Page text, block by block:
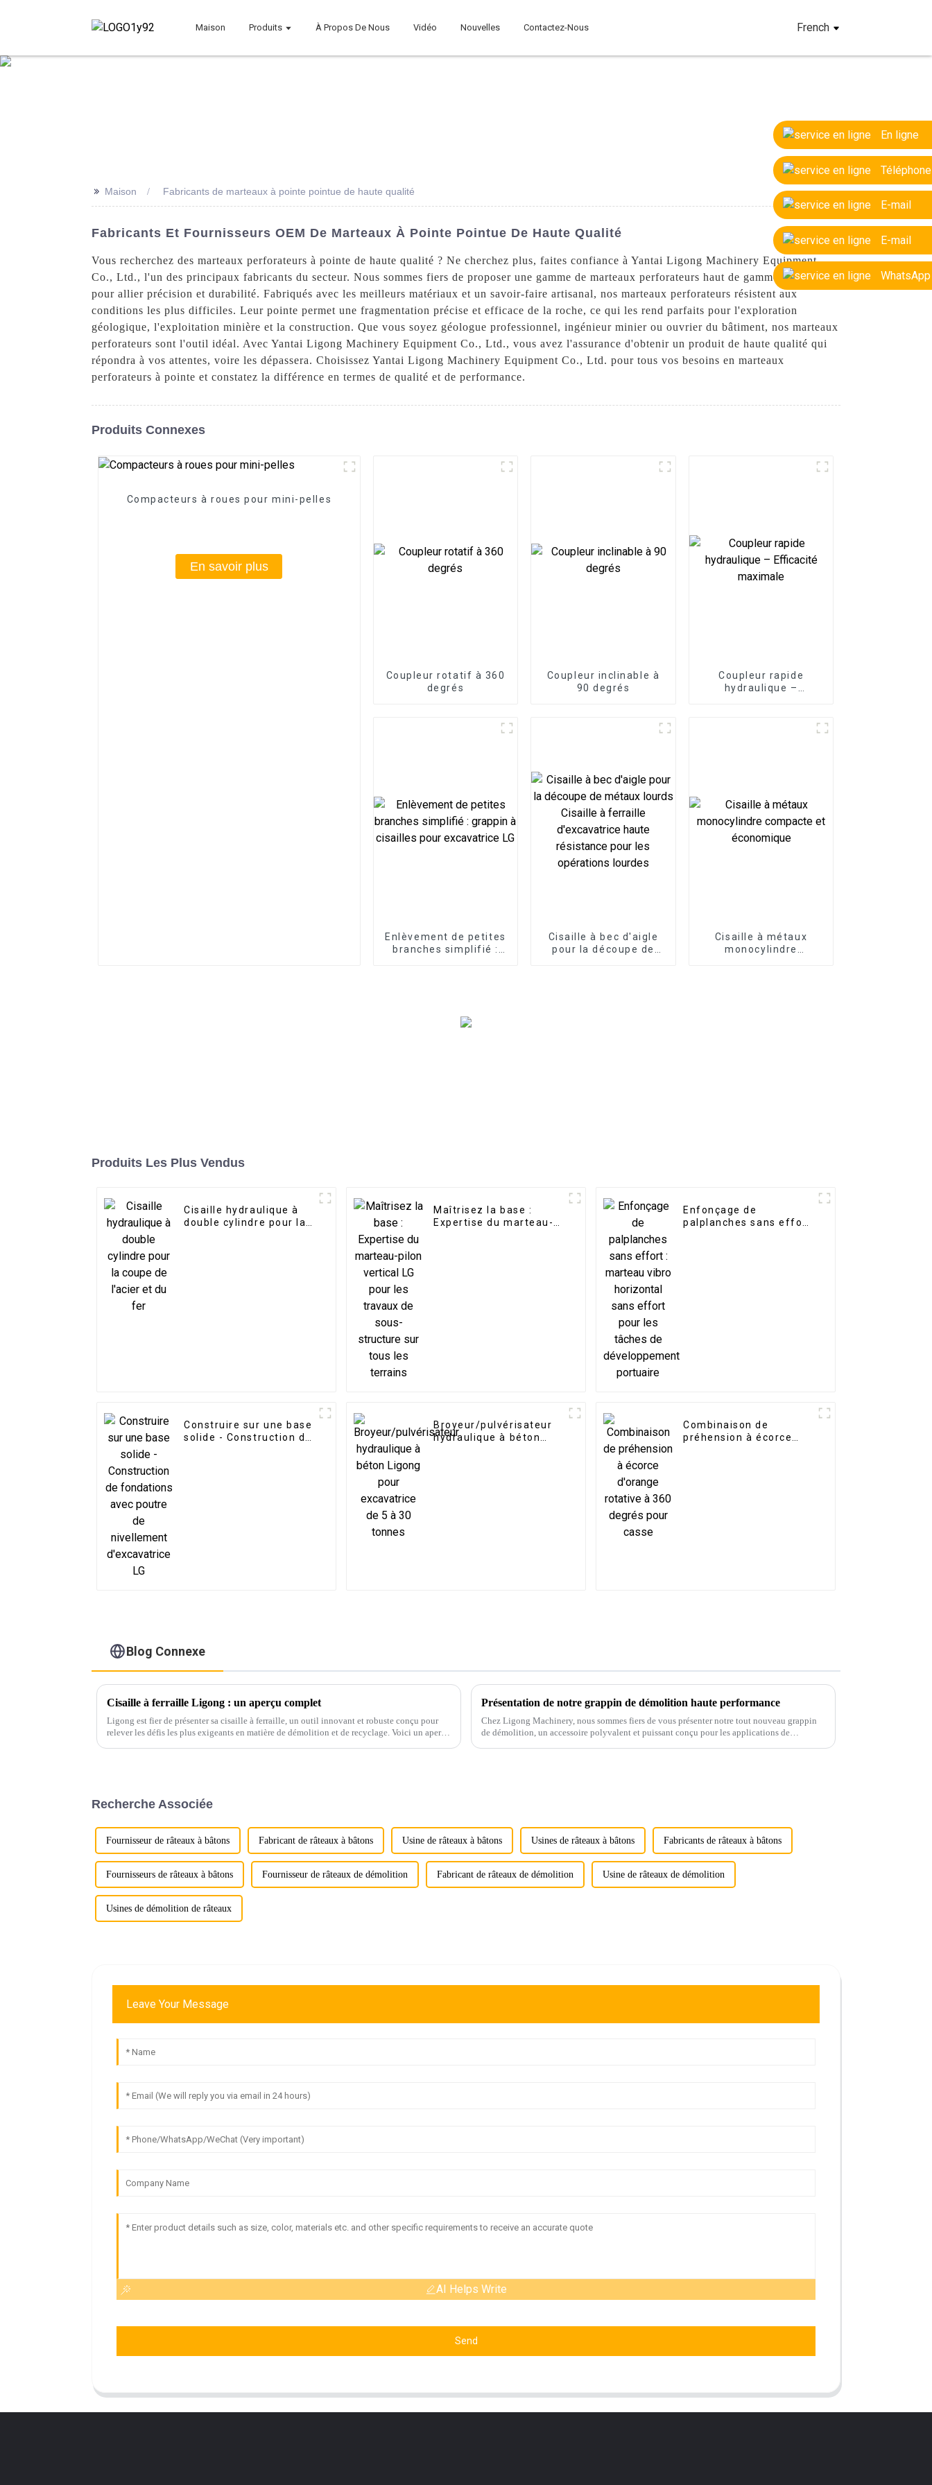
Maison Produits À Propos De Nous Vidéo Nouvelles Contactez-Nous French
En ligne
Téléphone
E-mail
E-mail
WhatsApp
>> Maison Fabricants de marteaux à pointe pointue de haute qualité
Fabricants Et Fournisseurs OEM De Marteaux À Pointe Pointue De Haute Qualité
Vous recherchez des marteaux perforateurs à pointe de haute qualité ? Ne cherchez plus, faites confiance à Yantai Ligong Machinery Equipment
Co., Ltd., l'un des principaux fabricants du secteur. Nous sommes fiers de proposer une gamme de marteaux perforateurs haut de gamme, conçus
pour allier précision et durabilité. Fabriqués avec les meilleurs matériaux et un savoir-faire artisanal, nos marteaux perforateurs résistent aux
conditions les plus difficiles. Leur pointe permet une fragmentation précise et efficace de la roche, ce qui les rend parfaits pour l'exploration
géologique, l'exploitation minière et la construction. Que vous soyez géologue professionnel, ingénieur minier ou ouvrier du bâtiment, nos marteaux
perforateurs sont l'outil idéal. Avec Yantai Ligong Machinery Equipment Co., Ltd., vous avez l'assurance d'obtenir un produit de haute qualité qui
répondra à vos attentes, voire les dépassera. Choisissez Yantai Ligong Machinery Equipment Co., Ltd. pour tous vos besoins en marteaux
perforateurs à pointe et constatez la différence en termes de qualité et de performance.
Produits Connexes
Compacteurs à roues pour mini-pelles
En savoir plus
Coupleur rotatif à 360
degrés
Coupleur inclinable à
90 degrés
Coupleur rapide
hydraulique –
Enlèvement de petites
branches simplifié :
Cisaille à bec d'aigle
pour la découpe de
Cisaille à métaux
monocylindre
Produits Les Plus Vendus
Cisaille hydraulique à
double cylindre pour la
Maîtrisez la base :
Expertise du marteau-
Enfonçage de
palplanches sans effort
Construire sur une base
solide - Construction de
Broyeur/pulvérisateur
hydraulique à béton
Combinaison de
préhension à écorce
Blog Connexe
Cisaille à ferraille Ligong : un aperçu complet
Ligong est fier de présenter sa cisaille à ferraille, un outil innovant et robuste conçu pour
relever les défis les plus exigeants en matière de démolition et de recyclage. Voici un aperçu
Présentation de notre grappin de démolition haute performance
Chez Ligong Machinery, nous sommes fiers de vous présenter notre tout nouveau grappin
de démolition, un accessoire polyvalent et puissant conçu pour les applications de
Recherche Associée
Fournisseur de râteaux à bâtons Fabricant de râteaux à bâtons Usine de râteaux à bâtons Usines de râteaux à bâtons Fabricants de râteaux à bâtons
Fournisseurs de râteaux à bâtons Fournisseur de râteaux de démolition Fabricant de râteaux de démolition Usine de râteaux de démolition
Usines de démolition de râteaux
Leave Your Message
AI Helps Write
Send